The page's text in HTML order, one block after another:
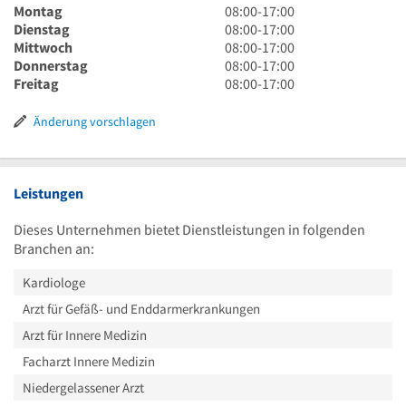
Montag
8
Uhr
bis
17
Uhr
08:00-17:00
Dienstag
8
Uhr
bis
17
08:00-17:00
Mittwoch
8
Uhr
bis
08:00-17:00
Donnerstag
8
Uhr
08:00-17:00
Freitag
8
Uhr
08:00-17:00
Änderung vorschlagen
Leistungen
Dieses Unternehmen bietet Dienstleistungen in folgenden
Branchen an:
Kardiologe
Arzt für Gefäß- und Enddarmerkrankungen
Arzt für Innere Medizin
Facharzt Innere Medizin
Niedergelassener Arzt